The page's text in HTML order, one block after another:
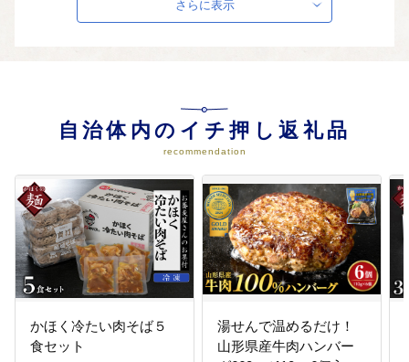
古くから伝わる町の伝統芸能や各
その他町長が必要と認める事業
移住定住促進事業や産業・企業支
援事業など、よりよいまちづくり
さらに表示
自治体内のイチ押し返礼品
recommendation
かほく冷たい肉そば５
食セット
湯せんで温めるだけ！
山形県産牛肉ハンバー